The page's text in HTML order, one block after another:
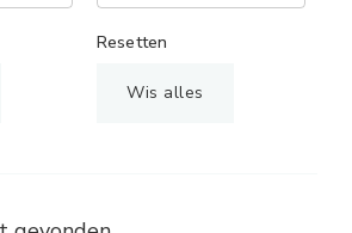
Resetten
Wis alles